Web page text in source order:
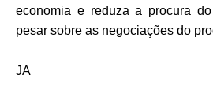
economia e reduza a procura
pesar sobre as negociações do
JA